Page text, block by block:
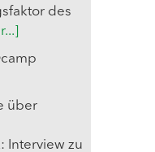
des
über
Interview zu